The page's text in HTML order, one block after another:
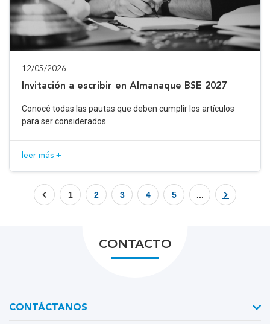
12/05/2026
Invitación a escribir en Almanaque BSE 2027
Conocé todas las pautas que deben cumplir los artículos
para ser considerados.
leer más +
1 2 3 4 5 ...
CONTACTO
CONTÁCTANOS